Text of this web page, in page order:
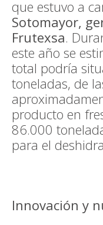
que estuvo a
Sotomayor,
Frutexsa.
este año se
total podría
toneladas, de
producto en
86.000
para el
Innovación y